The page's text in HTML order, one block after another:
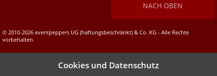
NACH OBEN
© 2010-2026 eventpeppers UG (haftungsbeschränkt) & Co. KG - Alle Rechte
vorbehalten.
Cookies und Datenschutz